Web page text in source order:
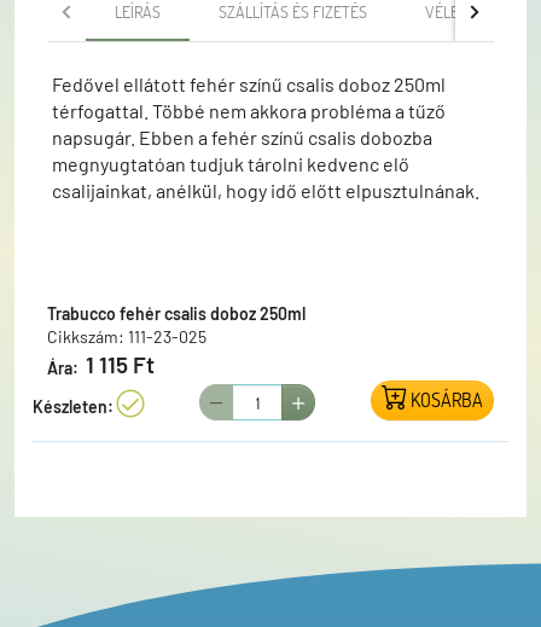
LEÍRÁS SZÁLLÍTÁS ÉS FIZETÉS VÉLEMÉNYEK
Fedővel ellátott fehér színű csalis doboz 250ml
térfogattal. Többé nem akkora probléma a tűző
napsugár. Ebben a fehér színű csalis dobozba
megnyugtatóan tudjuk tárolni kedvenc elő
csalijainkat, anélkül, hogy idő előtt elpusztulnának.
Trabucco fehér csalis doboz 250ml
Cikkszám: 111-23-025
Ára: 1 115 Ft
Készleten: KOSÁRBA